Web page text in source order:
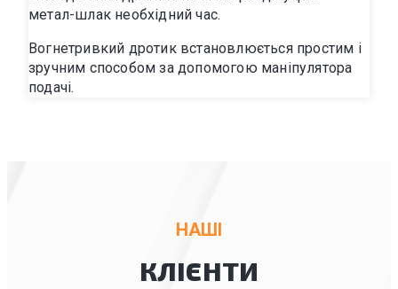
метал-шлак необхідний час.
Вогнетривкий дротик встановлюється простим і
зручним способом за допомогою маніпулятора
подачі.
НАШІ
КЛІЄНТИ